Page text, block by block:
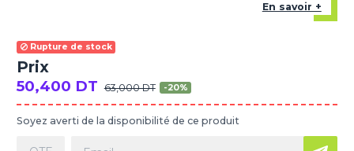
En savoir +
Rupture de stock
Prix
50,400 DT 63,000 DT -20%
Soyez averti de la disponibilité de ce produit